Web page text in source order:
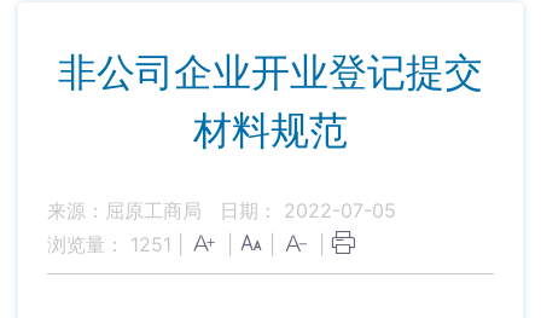
非公司企业开业登记提交
材料规范
来源：屈原工商局
日期： 2022-07-05
浏览量： 1251